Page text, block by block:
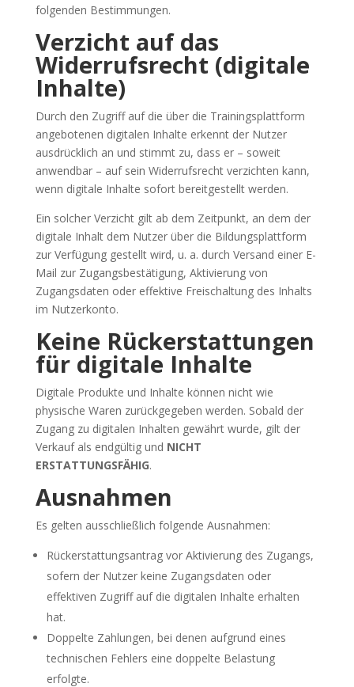
folgenden Bestimmungen.
Verzicht auf das
Widerrufsrecht (digitale
Inhalte)
Durch den Zugriff auf die über die Trainingsplattform
angebotenen digitalen Inhalte erkennt der Nutzer
ausdrücklich an und stimmt zu, dass er – soweit
anwendbar – auf sein Widerrufsrecht verzichten kann,
wenn digitale Inhalte sofort bereitgestellt werden.
Ein solcher Verzicht gilt ab dem Zeitpunkt, an dem der
digitale Inhalt dem Nutzer über die Bildungsplattform
zur Verfügung gestellt wird, u. a. durch Versand einer E-
Mail zur Zugangsbestätigung, Aktivierung von
Zugangsdaten oder effektive Freischaltung des Inhalts
im Nutzerkonto.
Keine Rückerstattungen
für digitale Inhalte
Digitale Produkte und Inhalte können nicht wie
physische Waren zurückgegeben werden. Sobald der
Zugang zu digitalen Inhalten gewährt wurde, gilt der
Verkauf als endgültig und NICHT
ERSTATTUNGSFÄHIG.
Ausnahmen
Es gelten ausschließlich folgende Ausnahmen:
Rückerstattungsantrag vor Aktivierung des Zugangs,
sofern der Nutzer keine Zugangsdaten oder
effektiven Zugriff auf die digitalen Inhalte erhalten
hat.
Doppelte Zahlungen, bei denen aufgrund eines
technischen Fehlers eine doppelte Belastung
erfolgte.